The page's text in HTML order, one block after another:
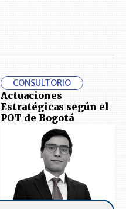
CONSULTORIO
Actuaciones
Estratégicas según el
POT de Bogotá